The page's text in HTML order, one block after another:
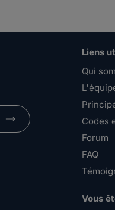
Liens
Qui
Codes
Forum
FAQ
Vous